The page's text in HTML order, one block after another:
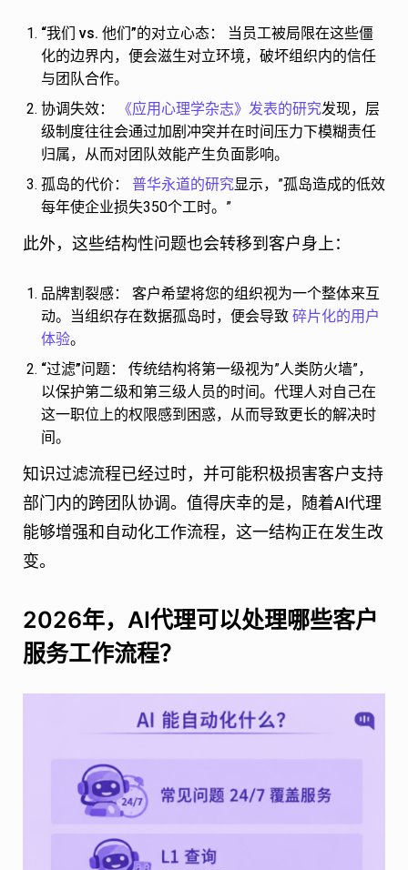
“我们 vs. 他们”的对立心态：
当员工被局限在这些僵
化的边界内，便会滋生对立环境，破坏组织内的信任
与团队合作。
协调失效：
《应用心理学杂志》发表的研究发现，层
级制度往往会通过加剧冲突并在时间压力下模糊责任
归属，从而对团队效能产生负面影响。
孤岛的代价：
普华永道的研究显示，”孤岛造成的低效
每年使企业损失350个工时。”
此外，这些结构性问题也会转移到客户身上：
品牌割裂感：
客户希望将您的组织视为一个整体来互
动。当组织存在数据孤岛时，便会导致 碎片化的用户
体验。
“过滤”问题：
传统结构将第一级视为”人类防火墙”，
以保护第二级和第三级人员的时间。代理人对自己在
这一职位上的权限感到困惑，从而导致更长的解决时
间。
知识过滤流程已经过时，并可能积极损害客户支持
部门内的跨团队协调。值得庆幸的是，随着AI代理
能够增强和自动化工作流程，这一结构正在发生改
变。
2026年，AI代理可以处理哪些客户
服务工作流程？